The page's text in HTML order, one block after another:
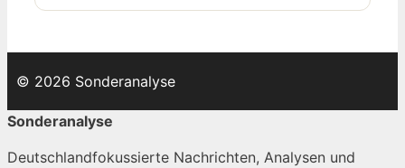
© 2026 Sonderanalyse
Sonderanalyse
Deutschlandfokussierte Nachrichten, Analysen und